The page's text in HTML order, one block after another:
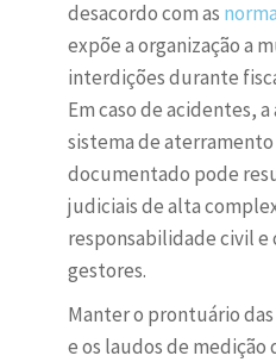
desacordo com as
expõe a organização a
interdições durante
Em caso de acidentes,
sistema de
documentado pode
judiciais de alta
responsabilidade civil e
gestores.
Manter o prontuário
e os laudos de